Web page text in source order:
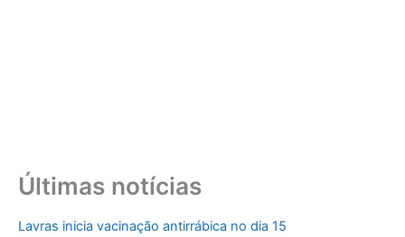
Últimas notícias
Lavras inicia vacinação antirrábica no dia 15